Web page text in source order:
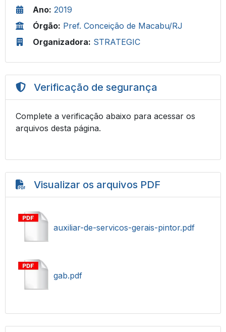
Ano: 2019
Órgão: Pref. Conceição de Macabu/RJ
Organizadora: STRATEGIC
Verificação de segurança
Complete a verificação abaixo para acessar os
arquivos desta página.
Visualizar os arquivos PDF
auxiliar-de-servicos-gerais-pintor.pdf
gab.pdf